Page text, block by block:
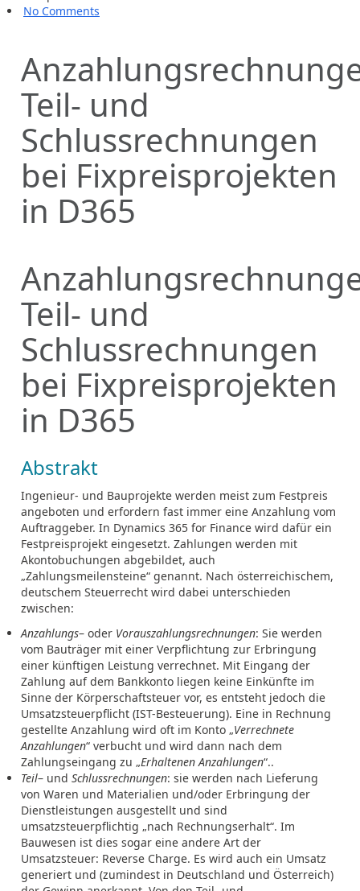
No Comments
Teil- und
Schlussrechnungen
bei Fixpreisprojekten
in D365
Teil- und
Schlussrechnungen
bei Fixpreisprojekten
in D365
Abstrakt
Ingenieur- und Bauprojekte werden meist zum Festpreis
angeboten und erfordern fast immer eine Anzahlung vom
Auftraggeber. In Dynamics 365 for Finance wird dafür ein
Festpreisprojekt eingesetzt. Zahlungen werden mit
Akontobuchungen abgebildet, auch
„Zahlungsmeilensteine“ genannt. Nach österreichischem,
deutschem Steuerrecht wird dabei unterschieden
zwischen:
Anzahlungs– oder Vorauszahlungsrechnungen: Sie werden
vom Bauträger mit einer Verpflichtung zur Erbringung
einer künftigen Leistung verrechnet. Mit Eingang der
Zahlung auf dem Bankkonto liegen keine Einkünfte im
Sinne der Körperschaftsteuer vor, es entsteht jedoch die
Umsatzsteuerpflicht (IST-Besteuerung). Eine in Rechnung
gestellte Anzahlung wird oft im Konto „Verrechnete
Anzahlungen“ verbucht und wird dann nach dem
Zahlungseingang zu „Erhaltenen Anzahlungen“..
Teil– und Schlussrechnungen: sie werden nach Lieferung
von Waren und Materialien und/oder Erbringung der
Dienstleistungen ausgestellt und sind
umsatzsteuerpflichtig „nach Rechnungserhalt“. Im
Bauwesen ist dies sogar eine andere Art der
Umsatzsteuer: Reverse Charge. Es wird auch ein Umsatz
generiert und (zumindest in Deutschland und Österreich)